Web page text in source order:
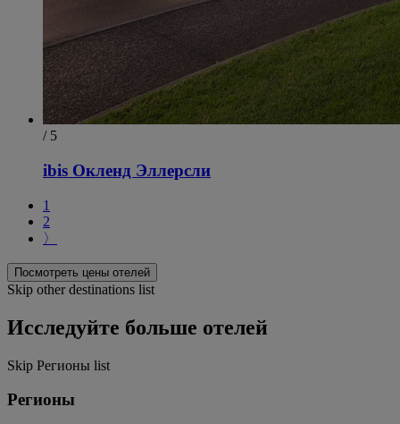
/ 5
ibis Окленд Эллерсли
1
2
〉
Посмотреть цены отелей
Skip other destinations list
Исследуйте больше отелей
Skip Регионы list
Регионы